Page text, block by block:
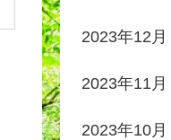
2023年12月
2023年11月
2023年10月